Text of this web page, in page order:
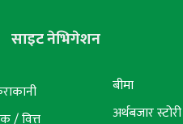
साइट नेभिगेशन
/ वित्त
बीमा
अर्थबजार स्टोरी